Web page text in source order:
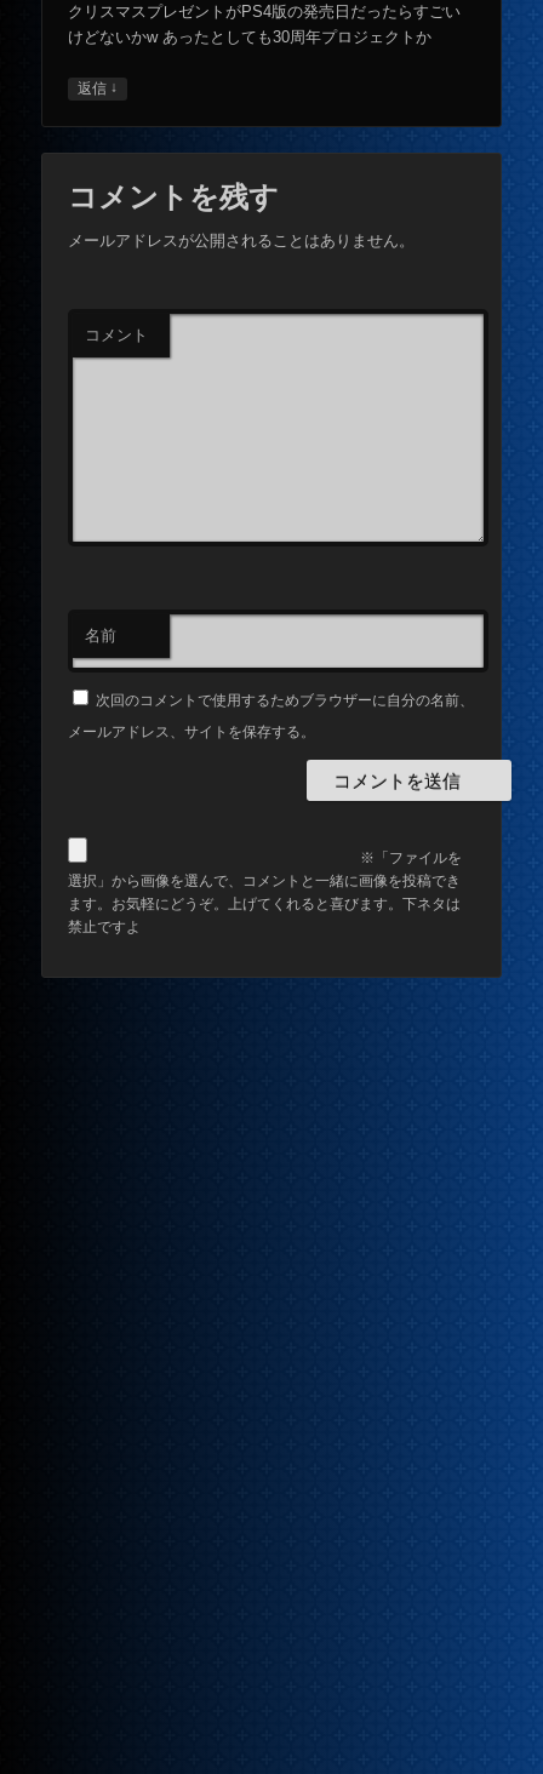
クリスマスプレゼントがPS4版の発売日だったらすごい
けどないかw あったとしても30周年プロジェクトか
返信 ↓
コメントを残す
メールアドレスが公開されることはありません。
コメント
名前
次回のコメントで使用するためブラウザーに自分の名前、
メールアドレス、サイトを保存する。
※「ファイルを
選択」から画像を選んで、コメントと一緒に画像を投稿でき
ます。お気軽にどうぞ。上げてくれると喜びます。下ネタは
禁止ですよ